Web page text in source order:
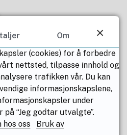
side
Om
(cookies) for å forbedre
nettsted, tilpasse innhold og
trafikken vår. Du kan
informasjonskapslene,
under
på “Jeg godtar utvalgte”.
hos oss
Bruk av